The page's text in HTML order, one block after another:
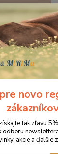
Psy a mačky
g
mix
novo
tak zľavu
odberu
akcie a ďalšie